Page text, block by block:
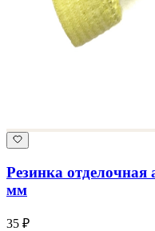
Резинка отделочная
мм
35 ₽